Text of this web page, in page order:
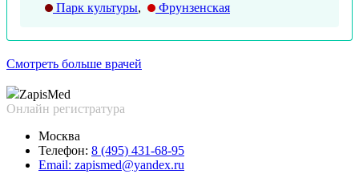
Парк культуры, Фрунзенская
Смотреть больше врачей
ZapisMed
Онлайн регистратура
Москва
Телефон: 8 (495) 431-68-95
Email: zapismed@yandex.ru